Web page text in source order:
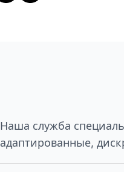
Наша служба
адаптированные,